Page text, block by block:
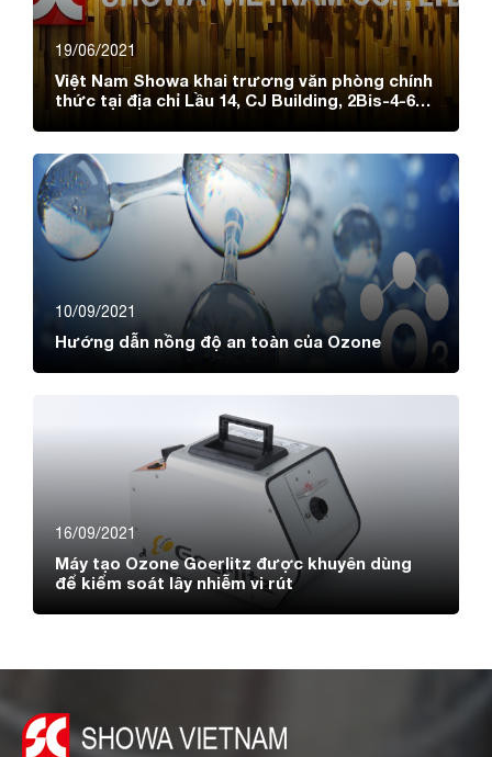
19/06/2021
Việt Nam Showa khai trương văn phòng chính
thức tại địa chỉ Lầu 14, CJ Building, 2Bis-4-6
10/09/2021
Hướng dẫn nồng độ an toàn của Ozone
16/09/2021
Máy tạo Ozone Goerlitz được khuyên dùng
để kiểm soát lây nhiễm vi rút